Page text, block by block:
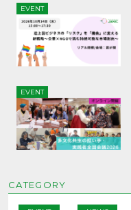
EVENT
EVENT
CATEGORY